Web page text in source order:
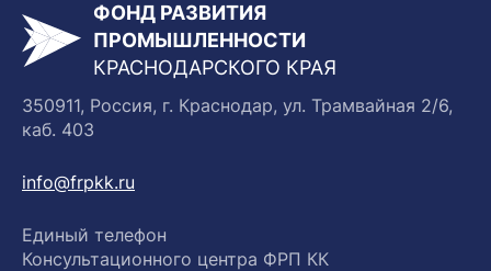
ФОНД РАЗВИТИЯ
ПРОМЫШЛЕННОСТИ
КРАСНОДАРСКОГО КРАЯ
350911, Россия, г. Краснодар, ул. Трамвайная 2/6,
каб. 403
info@frpkk.ru
Единый телефон
Консультационного центра ФРП КК